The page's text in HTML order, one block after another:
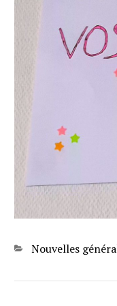
Categories
Nouvelles